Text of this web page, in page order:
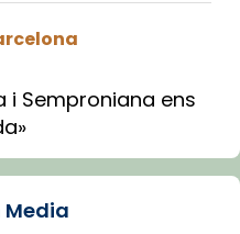
i Semproniana ens
de Tortosa, ha